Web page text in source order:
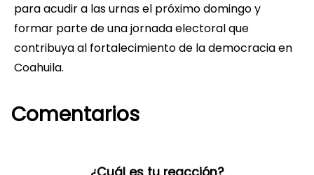
para acudir a las urnas el próximo domingo y
formar parte de una jornada electoral que
contribuya al fortalecimiento de la democracia en
Coahuila.
Comentarios